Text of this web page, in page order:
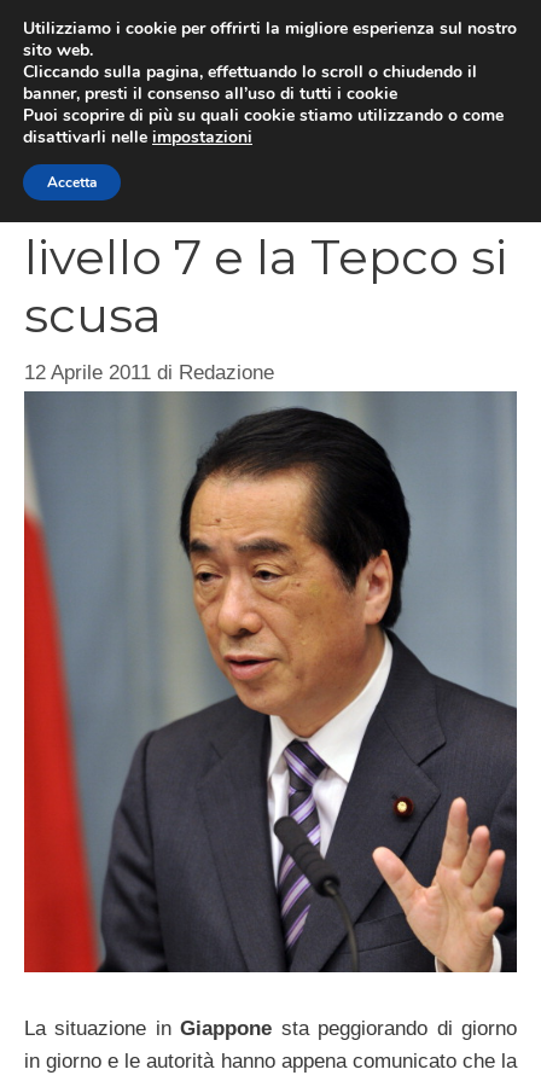
contenuto
Fukushima crisi
livello 7 e la Tepco si
scusa
12 Aprile 2011 di Redazione
La situazione inGiappone sta peggiorando di giorno
in giorno e le autorità hanno appena comunicato che la
Utilizziamo i cookie per offrirti la migliore esperienza sul nostro
sito web.
Cliccando sulla pagina, effettuando lo scroll o chiudendo il
banner, presti il consenso all’uso di tutti i cookie
Puoi scoprire di più su quali cookie stiamo utilizzando o come
disattivarli nelle impostazioni
Accetta